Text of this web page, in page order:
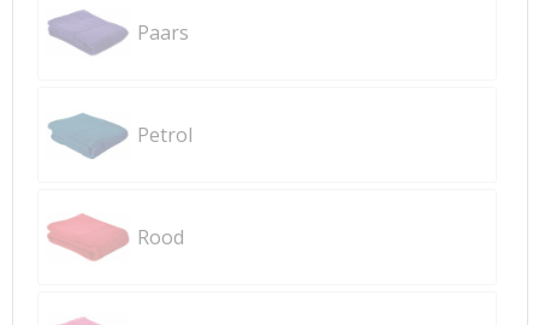
Paars
Petrol
Rood